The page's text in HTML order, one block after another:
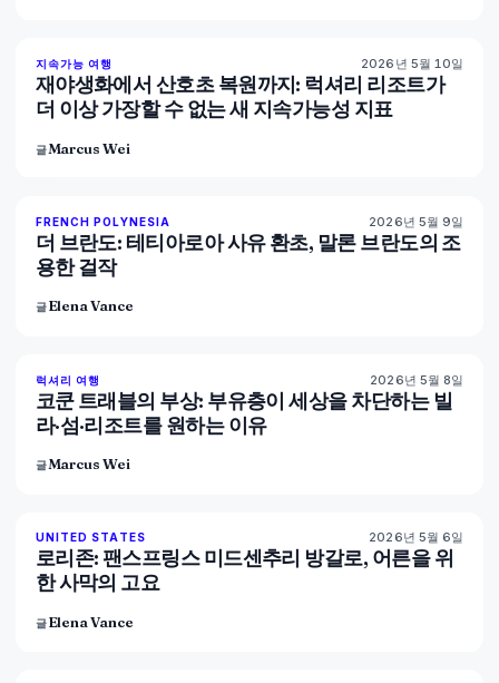
86% 81
지속가능 여행 2026년 5월 10일
재야생화에서 산호초 복원까지: 럭셔리 리조트가
더 이상 가장할 수 없는 새 지속가능성 지표
글Marcus Wei
96% 52
FRENCH POLYNESIA 2026년 5월 9일
더 브란도: 테티아로아 사유 환초, 말론 브란도의 조
용한 걸작
글Elena Vance
82% 82
럭셔리 여행 2026년 5월 8일
코쿤 트래블의 부상: 부유층이 세상을 차단하는 빌
라·섬·리조트를 원하는 이유
글Marcus Wei
92% 68
UNITED STATES 2026년 5월 6일
로리존: 팬스프링스 미드센추리 방갈로, 어른을 위
한 사막의 고요
글Elena Vance